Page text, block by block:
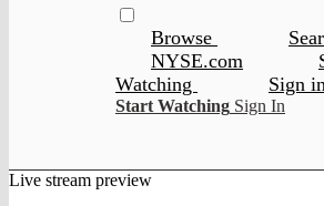
Browse
NYSE.com
Watching
Sign in
Start Watching Sign In
Live stream preview